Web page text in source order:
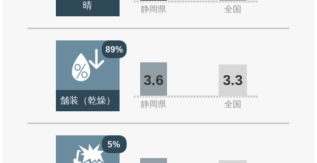
晴 静岡県 全国
89%
舗装（乾燥）
3.6 3.3
静岡県 全国
5%